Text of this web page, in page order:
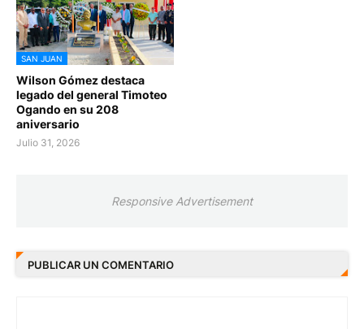
SAN JUAN
Wilson Gómez destaca
legado del general Timoteo
Ogando en su 208
aniversario
Julio 31, 2026
Responsive Advertisement
PUBLICAR UN COMENTARIO